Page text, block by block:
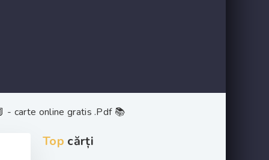
- carte online gratis .Pdf 📚
Top cărți